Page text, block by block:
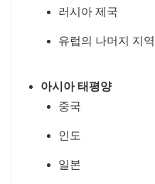
러시아 제국
유럽의 나머지 지역
아시아 태평양
중국
인도
일본